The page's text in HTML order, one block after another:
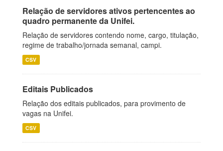
Relação de servidores ativos pertencentes ao
quadro permanente da Unifei.
Relação de servidores contendo nome, cargo, titulação,
regime de trabalho/jornada semanal, campi.
CSV
Editais Publicados
Relação dos editais publicados, para provimento de
vagas na Unifei.
CSV